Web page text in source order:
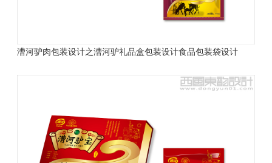
漕河驴肉包装设计之漕河驴礼品盒包装设计食品包装袋设计